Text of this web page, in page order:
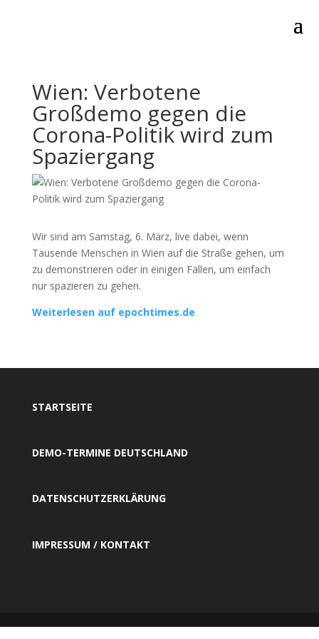
Wien: Verbotene
Großdemo gegen die
Corona-Politik wird zum
Spaziergang
Wir sind am Samstag, 6. März, live dabei, wenn
Tausende Menschen in Wien auf die Straße gehen, um
zu demonstrieren oder in einigen Fällen, um einfach
nur spazieren zu gehen.
Weiterlesen auf epochtimes.de
STARTSEITE
DEMO-TERMINE DEUTSCHLAND
DATENSCHUTZERKLÄRUNG
IMPRESSUM / KONTAKT